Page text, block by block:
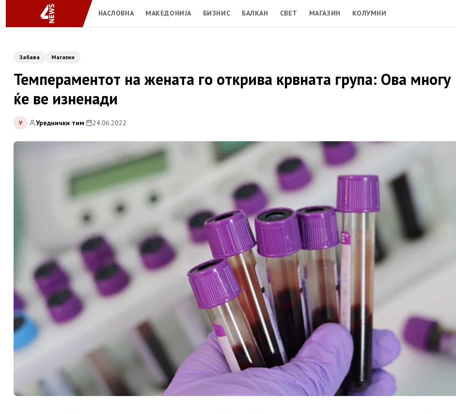
НАСЛОВНА МАКЕДОНИЈА БИЗНИС БАЛКАН СВЕТ МАГАЗИН КОЛУМНИ
Забава Магазин
Темпераментот на жената го открива крвната група: Ова многу
ќе ве изненади
У Уреднички тим| 24.06.2022